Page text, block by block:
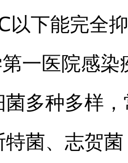
以下能完全
一医院感
菌多种多样
特菌、志贺